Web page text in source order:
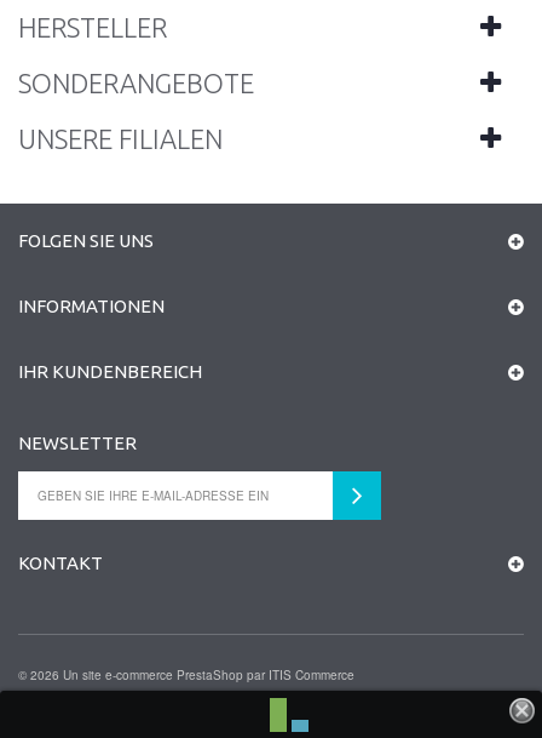
HERSTELLER
SONDERANGEBOTE
UNSERE FILIALEN
FOLGEN SIE UNS
INFORMATIONEN
© 2026 Un site e-commerce PrestaShop par ITIS Commerce
IHR KUNDENBEREICH
NEWSLETTER
KONTAKT